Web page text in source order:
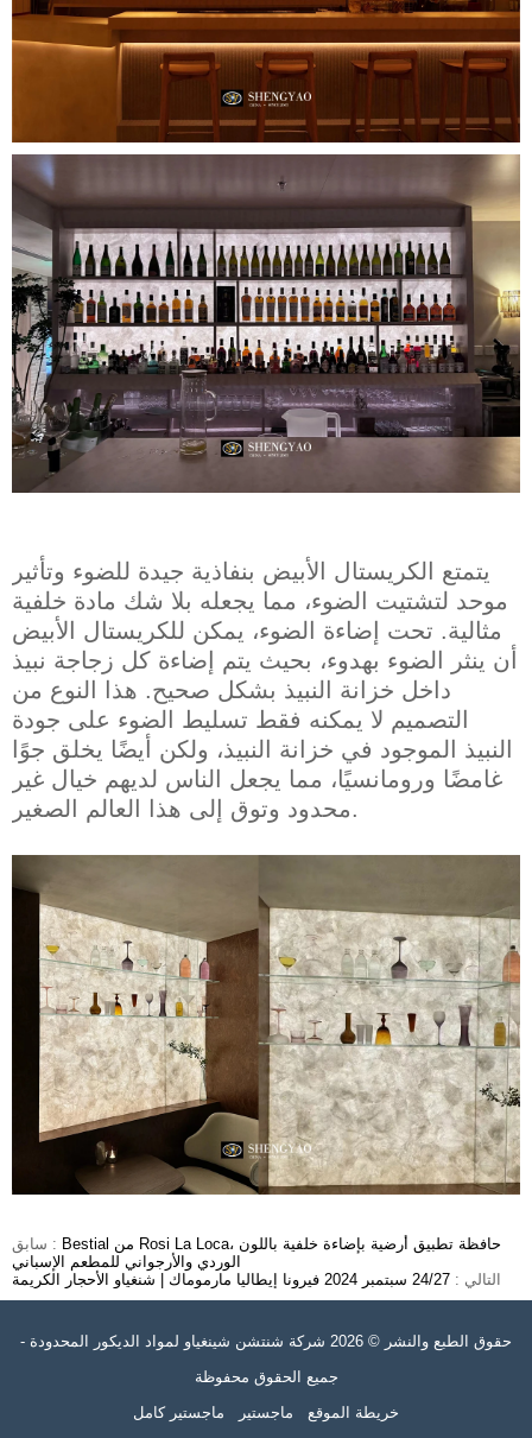
يتمتع الكريستال الأبيض بنفاذية جيدة للضوء وتأثير
موحد لتشتيت الضوء، مما يجعله بلا شك مادة خلفية
مثالية. تحت إضاءة الضوء، يمكن للكريستال الأبيض
أن ينثر الضوء بهدوء، بحيث يتم إضاءة كل زجاجة نبيذ
داخل خزانة النبيذ بشكل صحيح. هذا النوع من
التصميم لا يمكنه فقط تسليط الضوء على جودة
النبيذ الموجود في خزانة النبيذ، ولكن أيضًا يخلق جوًا
غامضًا ورومانسيًا، مما يجعل الناس لديهم خيال غير
محدود وتوق إلى هذا العالم الصغير.
سابق : Bestial من Rosi La Loca، حافظة تطبيق أرضية بإضاءة خلفية باللون
الوردي والأرجواني للمطعم الإسباني
التالي : 24/27 سبتمبر 2024 فيرونا إيطاليا مارموماك | شنغياو الأحجار الكريمة
حقوق الطبع والنشر © 2026 شركة شنتشن شينغياو لمواد الديكور المحدودة -
جميع الحقوق محفوظة
خريطة الموقع
ماجستير ماجستير كامل